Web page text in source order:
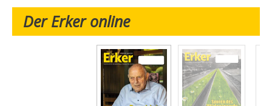
Der Erker online